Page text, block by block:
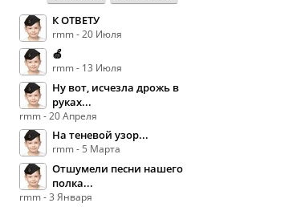
К ОТВЕТУ
rmm - 20 Июля
🍏
rmm - 13 Июля
Ну вот, исчезла дрожь в
руках...
rmm - 20 Апреля
На теневой узор...
rmm - 5 Марта
Отшумели песни нашего
полка...
rmm - 3 Января